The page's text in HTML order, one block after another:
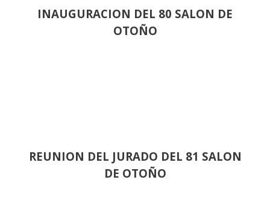
INAUGURACION DEL 80 SALON DE
OTOÑO
REUNION DEL JURADO DEL 81 SALON
DE OTOÑO